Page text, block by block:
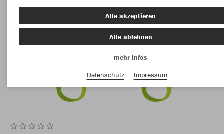
Alle akzeptieren
Alle ablehnen
mehr Infos
Datenschutz
Impressum